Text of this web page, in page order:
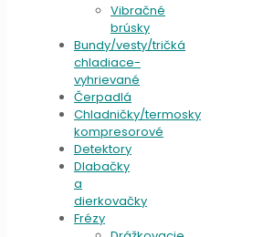
Vibračné
brúsky
Bundy/vesty/tričká
chladiace-
vyhrievané
Čerpadlá
Chladničky/termosky
kompresorové
Detektory
Dlabačky
a
dierkovačky
Frézy